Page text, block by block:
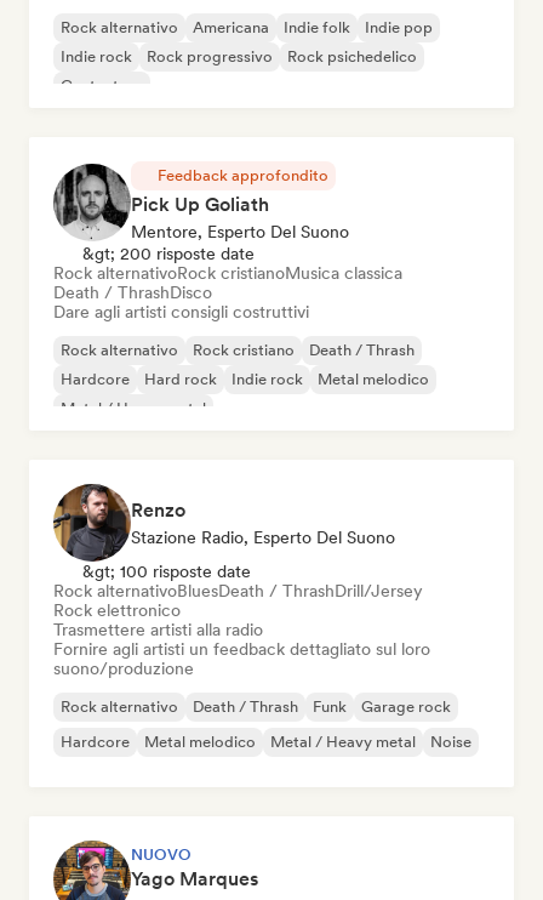
Rock alternativo Americana Indie folk
Indie pop
Indie rock
Rock progressivo
Rock psichedelico
Cantautore
Feedback approfondito
Pick Up Goliath
Mentore, Esperto Del Suono
&gt; 200 risposte date
Rock alternativoRock cristianoMusica classica
Death / ThrashDisco
Dare agli artisti consigli costruttivi
Rock alternativo Rock cristiano
Death / Thrash
Hardcore
Hard rock Indie rock
Metal melodico
Metal / Heavy metal
Renzo
Stazione Radio, Esperto Del Suono
&gt; 100 risposte date
Rock alternativoBluesDeath / ThrashDrill/Jersey
Rock elettronico
Trasmettere artisti alla radio
Fornire agli artisti un feedback dettagliato sul loro
suono/produzione
Rock alternativo Death / Thrash Funk
Garage rock
Hardcore
Metal melodico Metal / Heavy metal Noise
NUOVO
Yago Marques